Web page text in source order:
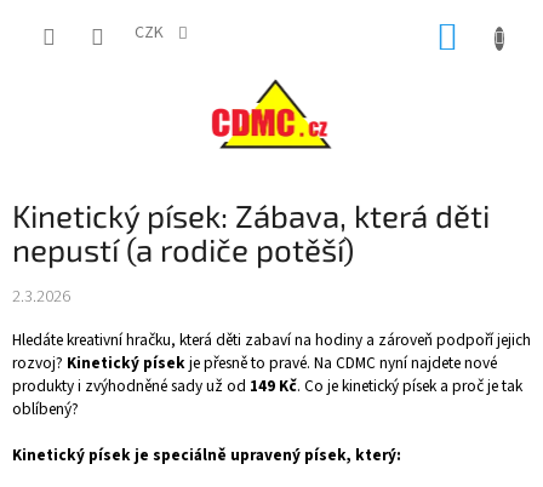
CZK
Kinetický písek: Zábava, která děti
nepustí (a rodiče potěší)
2.3.2026
Hledáte kreativní hračku, která děti zabaví na hodiny a zároveň podpoří jejich
rozvoj? Kinetický písekje přesně to pravé. Na CDMC nyní najdete nové
produkty i zvýhodněné sady už od 149 Kč. Co je kinetický písek a proč je tak
oblíbený?
Kinetický písek je speciálně upravený písek, který: